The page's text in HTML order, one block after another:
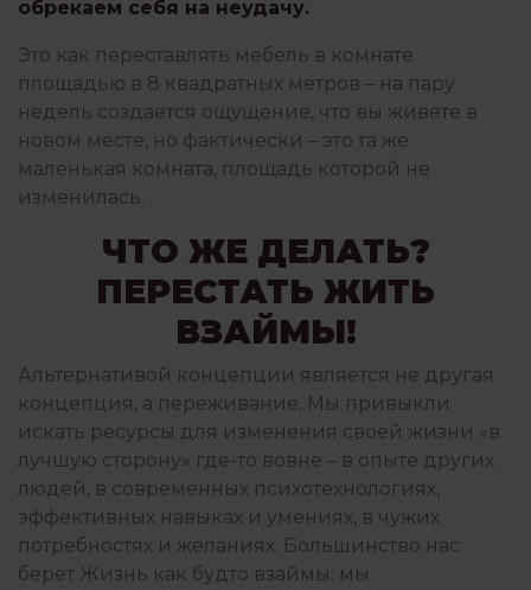
обрекаем себя на неудачу.
Это как переставлять мебель в комнате
площадью в 8 квадратных метров – на пару
недель создается ощущение, что вы живете в
новом месте, но фактически – это та же
маленькая комната, площадь которой не
изменилась.
ЧТО ЖЕ ДЕЛАТЬ?
ПЕРЕСТАТЬ ЖИТЬ
ВЗАЙМЫ!
Альтернативой концепции является не другая
концепция, а переживание. Мы привыкли
искать ресурсы для изменения своей жизни «в
лучшую сторону» где-то вовне – в опыте других
людей, в современных психотехнологиях,
эффективных навыках и умениях, в чужих
потребностях и желаниях. Большинство нас
берет Жизнь как будто взаймы: мы